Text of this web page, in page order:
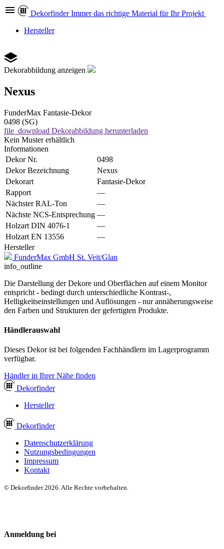
Dekorfinder Immer das richtige Material für Ihr Projekt
Hersteller
Dekorabbildung anzeigen
Nexus
FunderMax Fantasie-Dekor
0498 (SG)
file_download Dekorabbildung herunterladen
Kein Muster erhältlich
Informationen
Dekor Nr.
0498
Dekor Bezeichnung
Nexus
Dekorart
Fantasie-Dekor
Rapport
—
Nächster RAL-Ton
—
Nächste NCS-Entsprechung —
Holzart DIN 4076-1
—
Holzart EN 13556
—
Hersteller
FunderMax GmbH St. Veit/Glan
info_outline
Die Darstellung der Dekore und Oberflächen auf einem Monitor
entspricht - bedingt durch unterschiedliche Kontrast-,
Helligkeitseinstellungen und Auflösungen - nur annäherungsweise
den Farben und Strukturen der gefertigten Produkte.
Händlerauswahl
Dieses Dekor ist bei folgenden Fachhändlern im Lagerprogramm
verfügbar.
Händler in Ihrer Nähe finden
Dekorfinder
Hersteller
Dekorfinder
Datenschutzerklärung
Nutzungsbedingungen
Impressum
Kontakt
© Dekorfinder 2026. Alle Rechte vorbehalten.
Anmeldung bei